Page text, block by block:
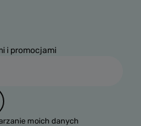
i promocjami
moich danych